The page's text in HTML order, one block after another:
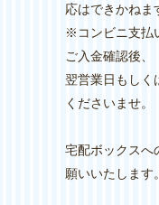
応はできかねま
※コンビニ支払
ご入金確認後、
翌営業日もしく
くださいませ。
宅配ボックスへ
願いいたします。